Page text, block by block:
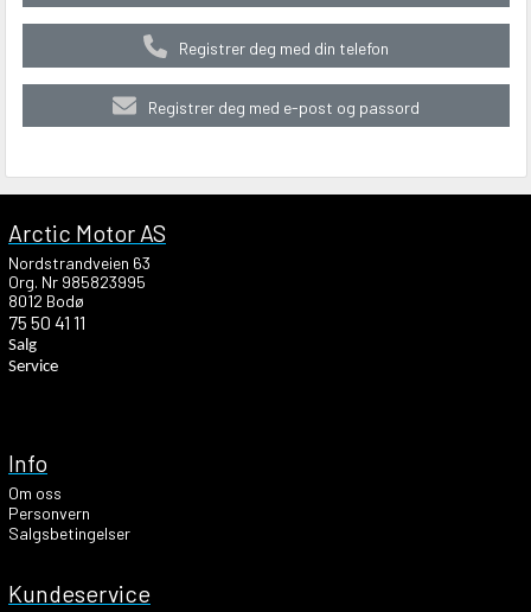
Registrer deg med din telefon
Registrer deg med e-post og passord
Info
Om oss
Personvern
Salgsbetingelser
Kundeservice
Arctic Motor AS
Nordstrandveien 63
Org. Nr 985823995
8012 Bodø
75 50 41 11
Salg
Service